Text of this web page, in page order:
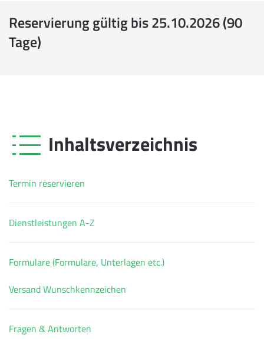
Reservierung gültig bis 25.10.2026 (90
Tage)
Inhaltsverzeichnis
Termin reservieren
Dienstleistungen A-Z
Formulare (Formulare, Unterlagen etc.)
Versand Wunschkennzeichen
Fragen & Antworten